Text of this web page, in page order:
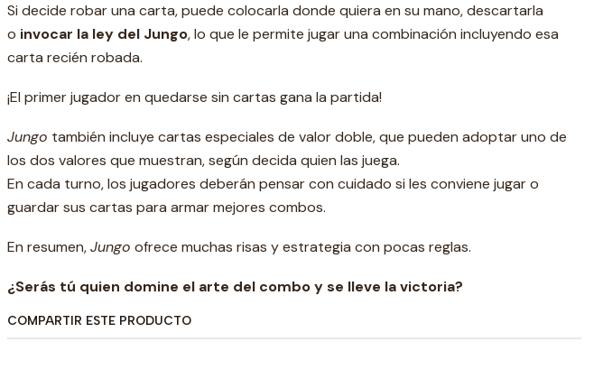
Si decide robar una carta, puede colocarla donde quiera en su mano, descartarla
o invocar la ley del Jungo, lo que le permite jugar una combinación incluyendo esa
carta recién robada.
¡El primer jugador en quedarse sin cartas gana la partida!
Jungo también incluye cartas especiales de valor doble, que pueden adoptar uno de
los dos valores que muestran, según decida quien las juega.
En cada turno, los jugadores deberán pensar con cuidado si les conviene jugar o
guardar sus cartas para armar mejores combos.
En resumen,Jungo ofrece muchas risas y estrategia con pocas reglas.
¿Serás tú quien domine el arte del combo y se lleve la victoria?
COMPARTIR ESTE PRODUCTO